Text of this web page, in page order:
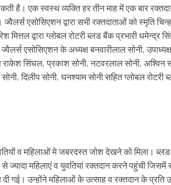
सकती है। एक स्वस्थ व्यक्ति हर तीन माह में एक बार
एसोसिएशन द्वारा सभी रक्तदाताओं को स्मृति
मित्तल द्वारा ग्लोबल रोटरी ब्लड बैंक प्रभारी धमेन्द्र
एसोसिएशन के अध्यक्ष बनवारीलाल सोनी,
सिंघल, प्रकाश सोनी, नटवरलाल सोनी, अश्विन
दिलीप सोनी, घनश्याम सोनी सहित ग्लोबल रोटरी
व महिलाओं मे जबरदस्त जोश देखने को मिला। ब्लड
महिलाएं व युवतियां रक्तदान करने पहुंची
गई। उन्होंने महिलाओं के उत्साह व रक्तदान के प्रति